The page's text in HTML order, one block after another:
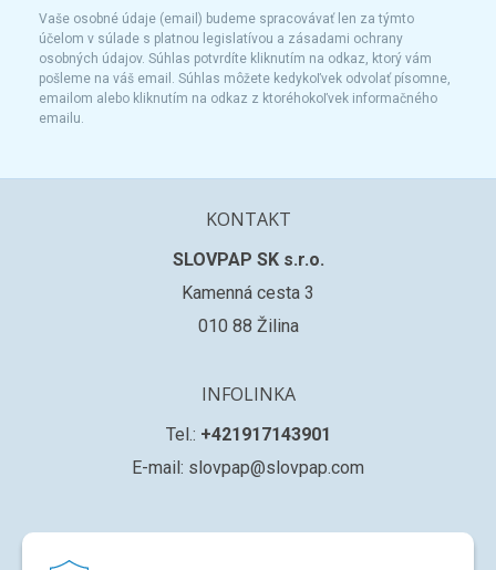
Vaše osobné údaje (email) budeme spracovávať len za týmto
účelom v súlade s platnou legislatívou a zásadami ochrany
osobných údajov. Súhlas potvrdíte kliknutím na odkaz, ktorý vám
pošleme na váš email. Súhlas môžete kedykoľvek odvolať písomne,
emailom alebo kliknutím na odkaz z ktoréhokoľvek informačného
emailu.
KONTAKT
SLOVPAP SK s.r.o.
Kamenná cesta 3
010 88 Žilina
INFOLINKA
Tel.: +421917143901
E-mail: slovpap@slovpap.com